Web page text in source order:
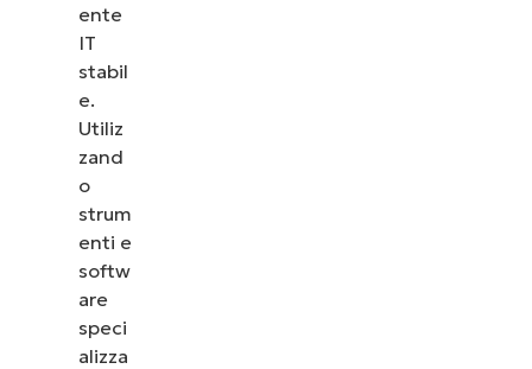
ente
IT
stabil
e.
Utiliz
zand
o
strum
enti e
softw
are
speci
alizza